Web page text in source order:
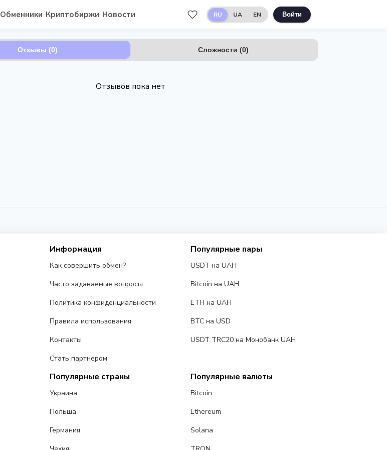
Обменники Криптобиржи Новости RU UA EN Войти
Отзывы (0) Сложности (0)
Отзывов пока нет
Информация
Как совершить обмен?
Часто задаваемые вопросы
Политика конфиденциальности
Правила использования
Контакты
Стать партнером
Популярные пары
USDT на UAH
Bitcoin на UAH
ETH на UAH
BTC на USD
USDT TRC20 на Монобанк UAH
Популярные страны
Украина
Польша
Германия
Популярные валюты
Bitcoin
Ethereum
Solana